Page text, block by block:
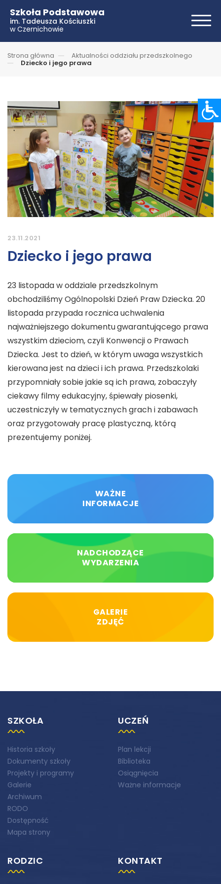
Szkoła Podstawowa
im. Tadeusza Kościuszki
w Czernichowie
Strona główna Aktualności oddziału przedszkolnego
Dziecko i jego prawa
23.11.2021
Dziecko i jego prawa
23 listopada w oddziale przedszkolnym
obchodziliśmy Ogólnopolski Dzień Praw Dziecka. 20
listopada przypada rocznica uchwalenia
najważniejszego dokumentugwarantującego prawa
wszystkim dzieciom, czyli Konwencji o Prawach
Dziecka. Jest to dzień, w którym uwaga wszystkich
kierowana jest na dzieci i ich prawa. Przedszkolaki
przypomniały sobie jakie są ich prawa, zobaczyły
ciekawy filmy edukacyjny, śpiewały piosenki,
uczestniczyły w tematycznych grach i zabawach
oraz przygotowały pracę plastyczną, którą
prezentujemy poniżej.
WAŻNE
INFORMACJE
NADCHODZĄCE
WYDARZENIA
GALERIE
ZDJĘĆ
SZKOŁA
Historia szkoły
Dokumenty szkoły
Projekty i programy
Galerie
Archiwum
RODO
Dostępność
Mapa strony
UCZEŃ
Plan lekcji
Biblioteka
Osiągnięcia
Ważne informacje
RODZIC KONTAKT